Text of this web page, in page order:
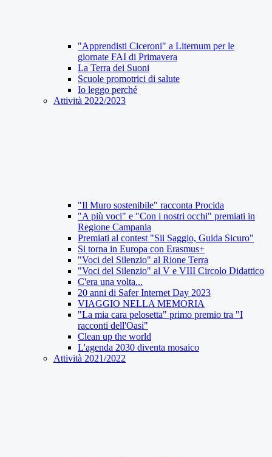
"Apprendisti Ciceroni" a Liternum per le
giornate FAI di Primavera
La Terra dei Suoni
Scuole promotrici di salute
Io leggo perché
Attività 2022/2023
"Il Muro sostenibile" racconta Procida
"A più voci" e "Con i nostri occhi" premiati in
Regione Campania
Premiati al contest "Sii Saggio, Guida Sicuro"
Si torna in Europa con Erasmus+
"Voci del Silenzio" al Rione Terra
"Voci del Silenzio" al V e VIII Circolo Didattico
C'era una volta...
20 anni di Safer Internet Day 2023
VIAGGIO NELLA MEMORIA
"La mia cara pelosetta" primo premio tra "I
racconti dell'Oasi"
Clean up the world
L'agenda 2030 diventa mosaico
Attività 2021/2022